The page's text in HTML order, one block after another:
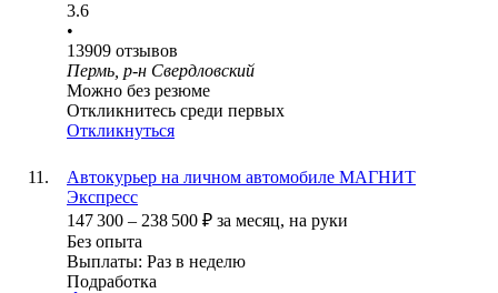
3.6
•
13909 отзывов
Пермь, р-н Свердловский
Можно без резюме
Откликнитесь среди первых
Откликнуться
Автокурьер на личном автомобиле МАГНИТ
Экспресс
147 300 – 238 500 ₽ за месяц, на руки
Без опыта
Выплаты: Раз в неделю
Подработка